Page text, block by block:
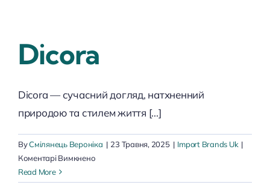
Dicora
Dicora — сучасний догляд, натхненний
природою та стилем життя [...]
ByСмілянець Вероніка | 23 Травня, 2025 | Import Brands Uk |
Коментарі Вимкненодо
Read More